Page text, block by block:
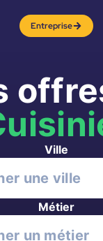
Entreprise
Ville
Métier